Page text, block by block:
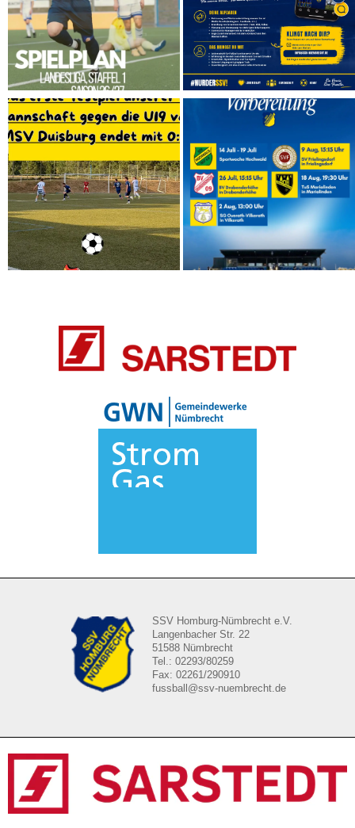
SSV Homburg-Nümbrecht e.V.
Langenbacher Str. 22
51588 Nümbrecht
Tel.: 02293/80259
Fax: 02261/290910
fussball@ssv-nuembrecht.de